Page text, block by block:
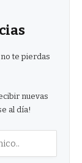
te pierdas
nuevas
al día!